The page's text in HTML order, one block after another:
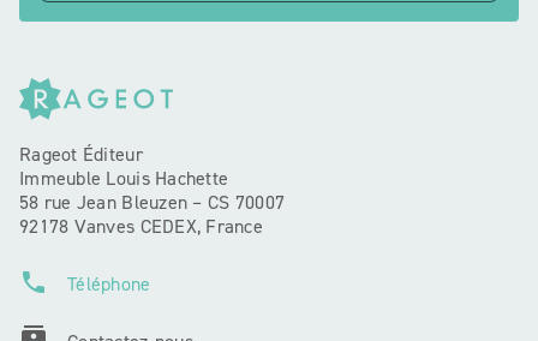
Rageot Éditeur
Immeuble Louis Hachette
58 rue Jean Bleuzen – CS 70007
92178 Vanves CEDEX, France
phone Téléphone